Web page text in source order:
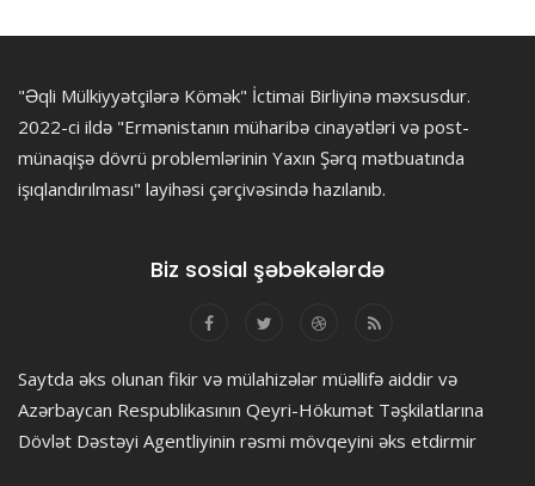
"Əqli Mülkiyyətçilərə Kömək" İctimai Birliyinə məxsusdur.
2022-ci ildə "Ermənistanın müharibə cinayətləri və post-
münaqişə dövrü problemlərinin Yaxın Şərq mətbuatında
işıqlandırılması" layihəsi çərçivəsində hazılanıb.
Biz sosial şəbəkələrdə
Saytda əks olunan fikir və mülahizələr müəllifə aiddir və
Azərbaycan Respublikasının Qeyri-Hökumət Təşkilatlarına
Dövlət Dəstəyi Agentliyinin rəsmi mövqeyini əks etdirmir